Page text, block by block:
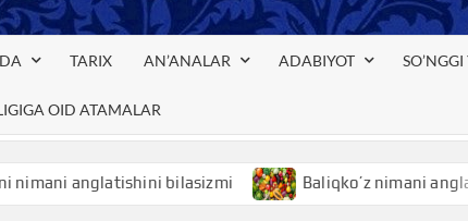
TARIX AN’ANALAR ADABIYOT
OID ATAMALAR
bilasizmi Baliqko’z nimani anglatishini